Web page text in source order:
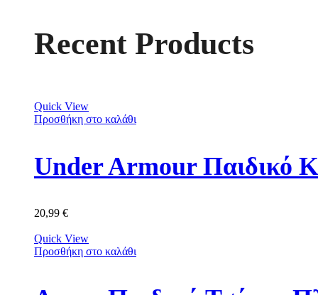
Recent Products
Quick View
Προσθήκη στο καλάθι
Under Armour Παιδικό
20,99 €
Quick View
Προσθήκη στο καλάθι